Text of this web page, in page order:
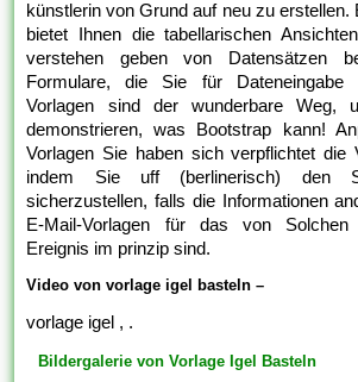
künstlerin von Grund auf neu zu erstellen.
bietet Ihnen die tabellarischen
verstehen geben von Datensätzen
Formulare, die Sie für Dateneingabe
Vorlagen sind der wunderbare Weg,
demonstrieren, was Bootstrap kann!
Vorlagen Sie haben sich verpflichtet die
indem Sie uff (berlinerisch) den
sicherzustellen, falls die Informationen
E-Mail-Vorlagen für das von Solchen
Ereignis im prinzip sind.
Video von vorlage igel basteln –
vorlage igel , .
Bildergalerie von Vorlage Igel Basteln